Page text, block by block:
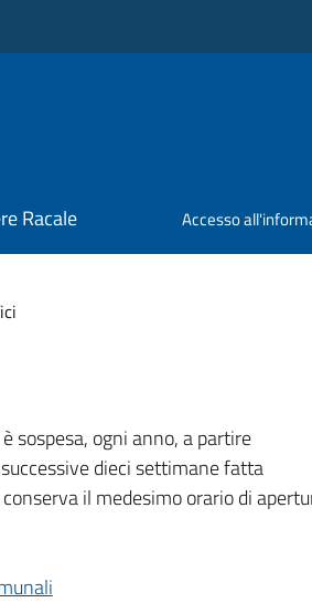
Racale Accesso
sospesa, ogni anno, a partire
dieci settimane fatta
il medesimo orario di